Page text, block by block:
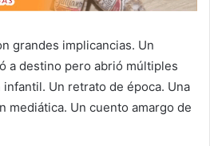
grandes implicancias. Un
a destino pero abrió múltiples
Un retrato de época. Una
mediática. Un cuento amargo de